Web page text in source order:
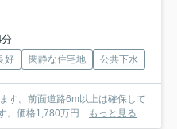
好 閑静な住宅地 公共下水
す。前面道路6m以上は確保して
。価格1,780万円...
もっと見る